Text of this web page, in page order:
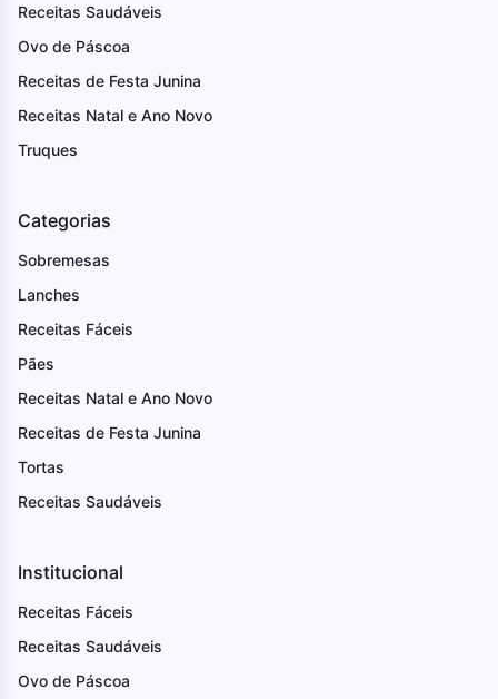
Receitas Saudáveis
Ovo de Páscoa
Receitas de Festa Junina
Receitas Natal e Ano Novo
Truques
Categorias
Sobremesas
Lanches
Receitas Fáceis
Pães
Receitas Natal e Ano Novo
Receitas de Festa Junina
Tortas
Receitas Saudáveis
Institucional
Receitas Fáceis
Receitas Saudáveis
Ovo de Páscoa